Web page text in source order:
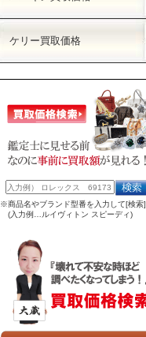
ケリー買取価格
※商品名やブランド型番を入力して[検索]
(入力例…ルイヴィトン スピーディ)